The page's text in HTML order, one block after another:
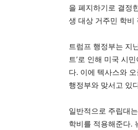
을 폐지하기로 결정
생 대상 거주민 학비
트럼프 행정부는 지
트’로 인해 미국 시
다. 이에 텍사스와
행정부와 맞서고 있
일반적으로 주립대
학비를 적용해준다.